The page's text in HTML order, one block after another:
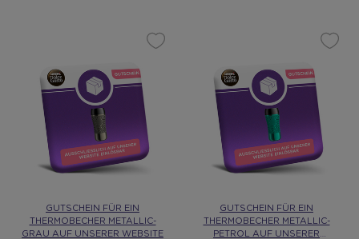
GUTSCHEIN FÜR EIN
THERMOBECHER METALLIC-
GRAU AUF UNSERER WEBSITE
GUTSCHEIN FÜR EIN
THERMOBECHER METALLIC-
PETROL AUF UNSERER